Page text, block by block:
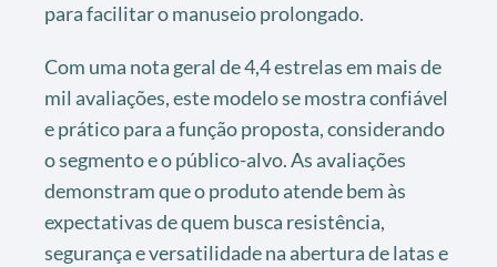
para facilitar o manuseio prolongado.
Com uma nota geral de 4,4 estrelas em mais de
mil avaliações, este modelo se mostra confiável
e prático para a função proposta, considerando
o segmento e o público-alvo. As avaliações
demonstram que o produto atende bem às
expectativas de quem busca resistência,
segurança e versatilidade na abertura de latas e